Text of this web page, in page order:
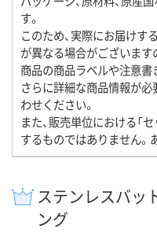
す。
このため、実際にお届けす
が異なる場合がございます
商品の商品ラベルや注意書
さらに詳細な商品情報が必
わせください。
また、販売単位における「
するものではありません。
ステンレスバッ
ング